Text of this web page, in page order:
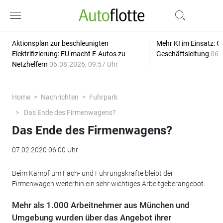
Aktionsplan zur beschleunigten
Elektrifizierung: EU macht E-Autos zu
Netzhelfern 06.08.2026, 09:57 Uhr
Mehr KI im Einsatz:
Geschäftsleitung
Home Nachrichten
Fuhrpark
Das Ende des Firmenwagens?
Das Ende des Firmenwagens?
07.02.2020 06:00 Uhr
Beim Kampf um Fach- und Führungskräfte bleibt der
Firmenwagen weiterhin ein sehr wichtiges Arbeitgeberangebot.
Mehr als 1.000 Arbeitnehmer aus München und
Umgebung wurden über das Angebot ihrer